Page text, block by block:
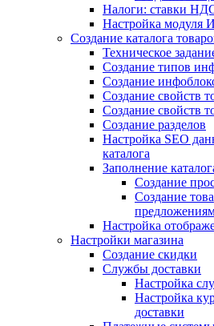
Налоги: ставки
Настройка модуля
Создание каталога
Техническое
Создание типов
Создание
Создание свойств
Создание свойств
Создание разделов
Настройка SEO
каталога
Заполнение
Создание
Создание
Настройка
Настройки магазина
Создание скидки
Службы доставки
Настройка
Настройка
доставки